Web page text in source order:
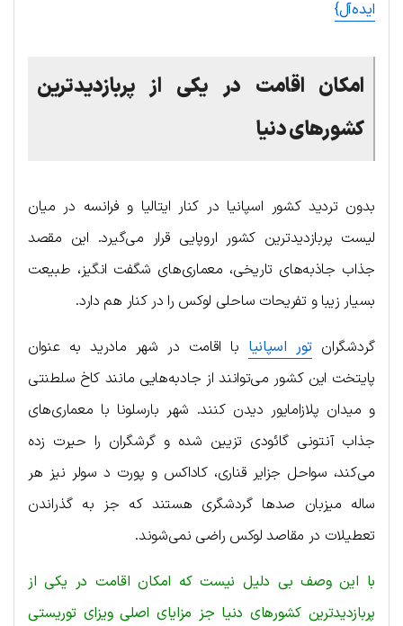
ایده‌آل}
امکان اقامت در یکی از پربازدیدترین
کشورهای دنیا
بدون تردید کشور اسپانیا در کنار ایتالیا و فرانسه در میان
لیست پربازدیدترین کشور اروپایی قرار می‌گیرد. این مقصد
جذاب جاذبه‌های تاریخی، معماری‌های شگفت انگیز، طبیعت
بسیار زیبا و تفریحات ساحلی لوکس را در کنار هم دارد.
گردشگران تور اسپانیا با اقامت در شهر مادرید به عنوان
پایتخت این کشور می‌توانند از جادبه‌هایی مانند کاخ سلطنتی
و میدان پلازامایور دیدن کنند. شهر بارسلونا با معماری‌های
جذاب آنتونی گائودی تزیین شده و گرشگران را حیرت زده
می‌کند، سواحل جزایر قناری، کاداکس و پورت د سولر نیز هر
ساله میزبان صدها گردشگری هستند که جز به گذراندن
تعطیلات در مقاصد لوکس راضی نمی‌شوند.
با این وصف بی دلیل نیست که امکان اقامت در یکی از
پربازدیدترین کشورهای دنیا جز مزایای اصلی ویزای توریستی